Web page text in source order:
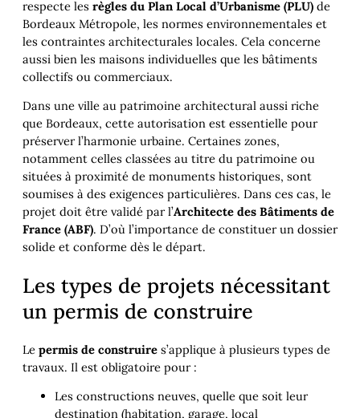
respecte les règles du Plan Local d’Urbanisme (PLU) de
Bordeaux Métropole, les normes environnementales et
les contraintes architecturales locales. Cela concerne
aussi bien les maisons individuelles que les bâtiments
collectifs ou commerciaux.
Dans une ville au patrimoine architectural aussi riche
que Bordeaux, cette autorisation est essentielle pour
préserver l’harmonie urbaine. Certaines zones,
notamment celles classées au titre du patrimoine ou
situées à proximité de monuments historiques, sont
soumises à des exigences particulières. Dans ces cas, le
projet doit être validé par l’Architecte des Bâtiments de
France (ABF). D’où l’importance de constituer un dossier
solide et conforme dès le départ.
Les types de projets nécessitant
un permis de construire
Le permis de construire s’applique à plusieurs types de
travaux. Il est obligatoire pour :
Les constructions neuves, quelle que soit leur
destination (habitation, garage, local